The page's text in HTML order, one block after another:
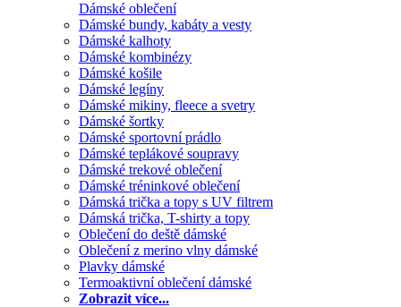
Dámské oblečení
Dámské bundy, kabáty a vesty
Dámské kalhoty
Dámské kombinézy
Dámské košile
Dámské legíny
Dámské mikiny, fleece a svetry
Dámské šortky
Dámské sportovní prádlo
Dámské teplákové soupravy
Dámské trekové oblečení
Dámské tréninkové oblečení
Dámská trička a topy s UV filtrem
Dámská trička, T-shirty a topy
Oblečení do deště dámské
Oblečení z merino vlny dámské
Plavky dámské
Termoaktivní oblečení dámské
Zobrazit více...